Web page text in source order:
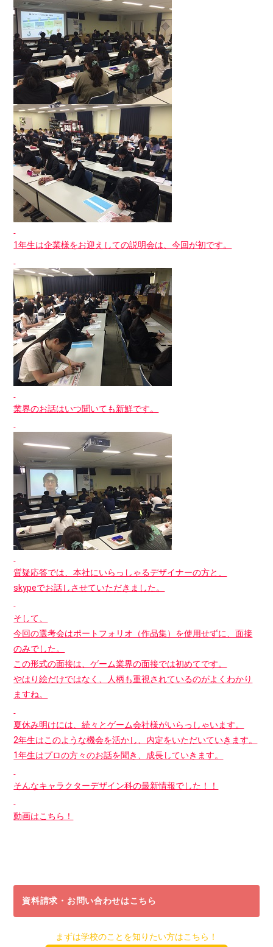
1年生は企業様をお迎えしての説明会は、今回が初です。
業界のお話はいつ聞いても新鮮です。
質疑応答では、本社にいらっしゃるデザイナーの方と、
skypeでお話しさせていただきました。
そして、
今回の選考会はポートフォリオ（作品集）を使用せずに、面接
のみでした。
この形式の面接は、ゲーム業界の面接では初めてです。
やはり絵だけではなく、人柄も重視されているのがよくわかり
ますね。
夏休み明けには、続々とゲーム会社様がいらっしゃいます。
2年生はこのような機会を活かし、内定をいただいていきます。
1年生はプロの方々のお話を聞き、成長していきます。
そんなキャラクターデザイン科の最新情報でした！！
動画はこちら！
資料請求・お問い合わせはこちら
まずは学校のことを知りたい方はこちら！